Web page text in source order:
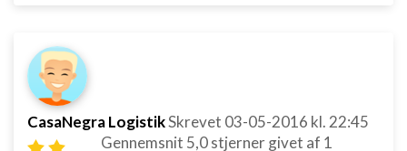
CasaNegra LogistikSkrevet 03-05-2016 kl. 22:45
Gennemsnit 5,0stjerner givet af 1